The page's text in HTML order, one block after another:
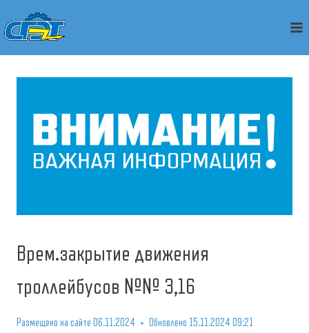
Перейти
к
содержимому
Врем.закрытие движения
троллейбусов №№ 3,16
Размещено на сайте 06.11.2024 Обновлено 15.11.2024 09:21